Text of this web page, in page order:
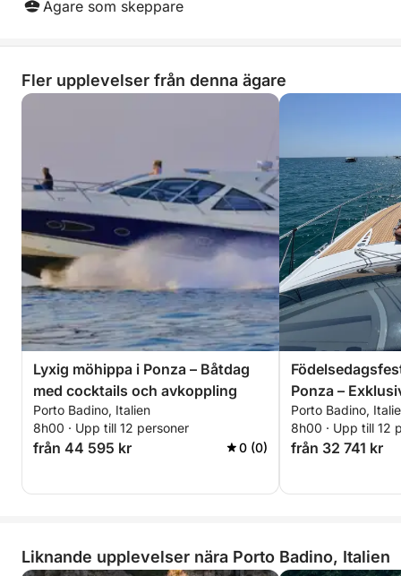
Ägare som skeppare
Fler upplevelser från denna ägare
Lyxig möhippa i Ponza – Båtdag
med cocktails och avkoppling
Porto Badino, Italien
8h00 · Upp till 12 personer
från 44 595 kr 0 (0)
Ponza –
Porto Badino,
8h00 · Upp till 12
från 32 741 kr
Liknande upplevelser nära Porto Badino, Italien